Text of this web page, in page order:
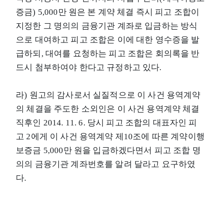
증금) 5,000만 원은 본 계약 체결 즉시 피고 조합이
지정한 그 명의의 금융기관 계좌로 입금하는 방식
으로 대여하고 피고 조합은 이에 대한 영수증을 발
급하되, 대여를 요청하는 피고 조합은 회의록을 반
드시 첨부하여야 한다고 규정하고 있다.
라) 원고의 감사로서 실질적으로 이 사건 용역계약
의 체결을 주도한 소외인은 이 사건 용역계약 체결
직후인 2014. 11. 6. 당시 피고 조합의 대표자인 피
고 2에게 이 사건 용역계약 제10조에 따른 계약이행
보증금 5,000만 원을 입금하겠다면서 피고 조합 명
의의 금융기관 계좌번호를 알려 달라고 요구하였
다.